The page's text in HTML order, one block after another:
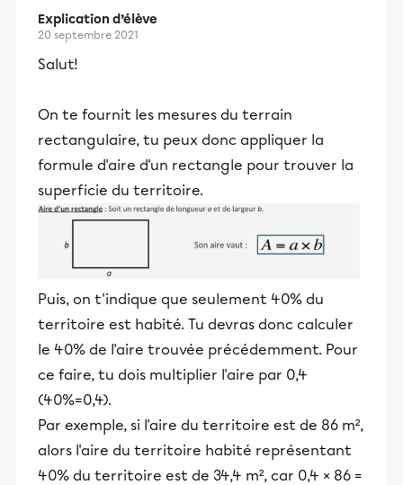
Explication d’élève
20 septembre 2021
Salut!
On te fournit les mesures du terrain
rectangulaire, tu peux donc appliquer la
formule d'aire d'un rectangle pour trouver la
superficie du territoire.
Puis, on t'indique que seulement 40% du
territoire est habité. Tu devras donc calculer
le 40% de l'aire trouvée précédemment. Pour
ce faire, tu dois multiplier l'aire par 0,4
(40%=0,4).
Par exemple, si l'aire du territoire est de 86 m²,
alors l'aire du territoire habité représentant
40% du territoire est de 34,4 m², car 0,4 × 86 =